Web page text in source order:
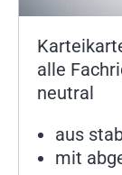
alle
neutral
aus
mit